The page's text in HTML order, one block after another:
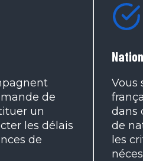
de
un
les délais
de
Vous
dans
de
les